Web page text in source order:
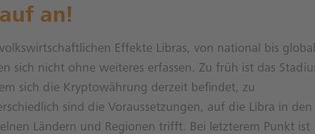
an!
Effekte Libras, von national bis
sich nicht ohne weiteres erfassen. Zu früh ist das
sich die Kryptowährung derzeit befindet, zu
sind die Voraussetzungen, auf die Libra in den
Ländern und Regionen trifft. Bei letzterem Punkt ist